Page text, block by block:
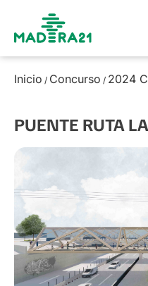
Inicio / Concurso / 2024
PUENTE RUTA